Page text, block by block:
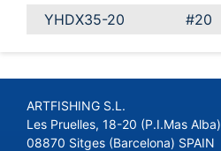
YHDX35-20
#20
ARTFISHING S.L.
Les Pruelles, 18-20 (P.I.Mas Alba)
08870 Sitges (Barcelona) SPAIN